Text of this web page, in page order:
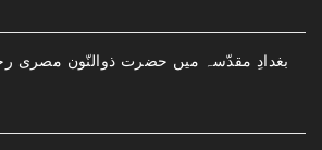
بغدادِ مقدّسہ میں حضرت ذوالنّون مصری